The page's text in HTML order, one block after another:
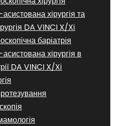
хірургія та
DA VINCI X/Xі
баріатрія
хірургія в
DA VINCI X/Xі